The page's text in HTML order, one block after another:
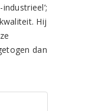
Hij
dan